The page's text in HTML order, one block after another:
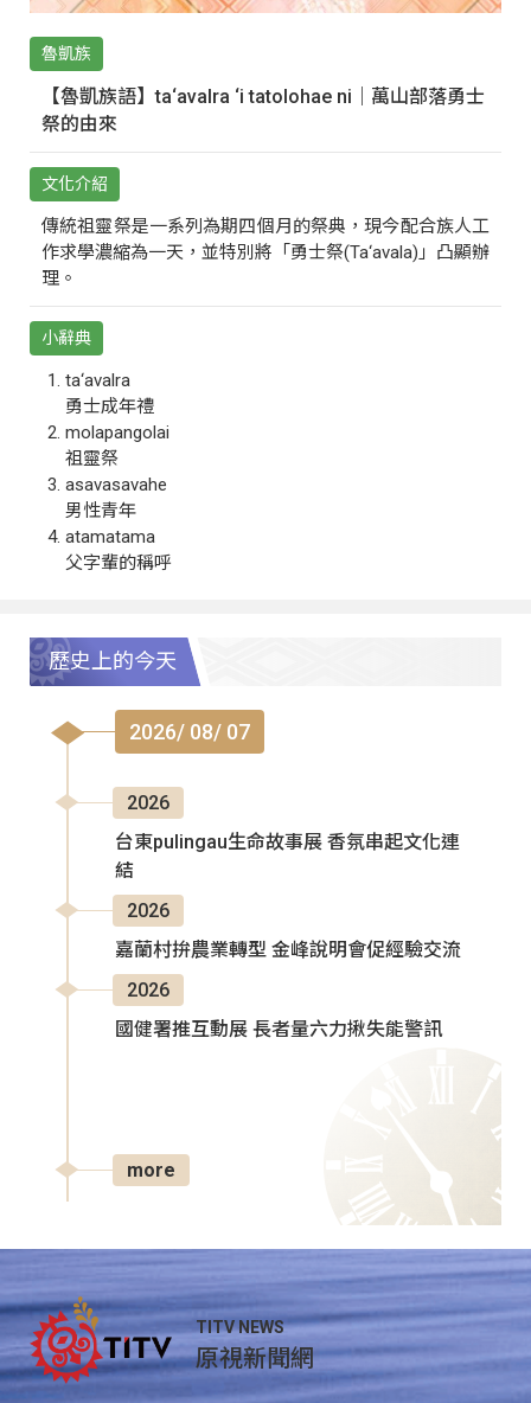
魯凱族
【魯凱族語】ta‘avalra ‘i tatolohae ni｜萬山部落勇士
祭的由來
文化介紹
傳統祖靈祭是一系列為期四個月的祭典，現今配合族人工
作求學濃縮為一天，並特別將「勇士祭(Ta‘avala)」凸顯辦
理。
小辭典
ta‘avalra
勇士成年禮
molapangolai
祖靈祭
asavasavahe
男性青年
atamatama
父字輩的稱呼
歷史上的今天
2026/ 08/ 07
2026
台東pulingau生命故事展 香氛串起文化連
結
2026
嘉蘭村拚農業轉型 金峰說明會促經驗交流
2026
國健署推互動展 長者量六力揪失能警訊
more
TITV NEWS
原視新聞網